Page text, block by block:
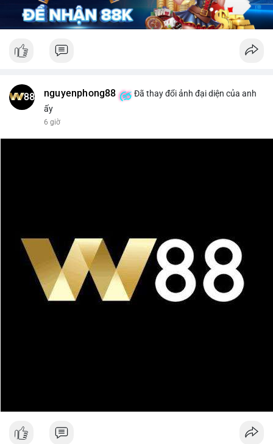
nguyenphong88
Đã thay đổi ảnh đại diện của anh
ấy
6 giờ